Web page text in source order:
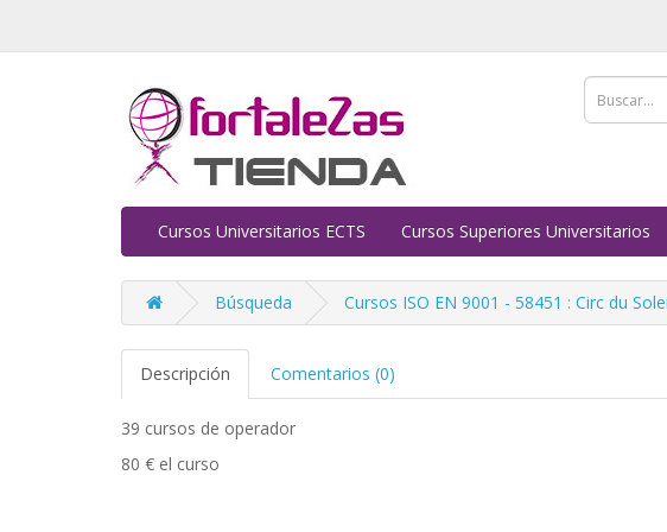
Cursos Universitarios ECTS Cursos Superiores Universitarios
Búsqueda Cursos ISO EN 9001 - 58451 : Circ du Solei
Descripción Comentarios (0)
39 cursos de operador
80 € el curso